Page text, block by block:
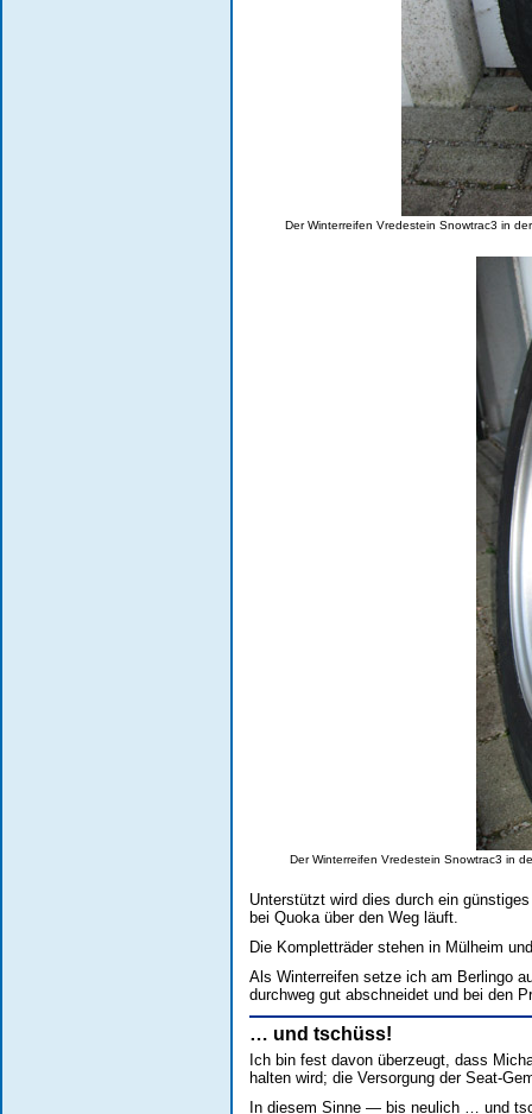
Der Winterreifen Vredestein Snowtrac3 in
Der Winterreifen Vredestein Snowtrac3 in
Unterstützt wird dies durch ein
bei Quoka über den Weg läuft.
Die Kompletträder stehen in Mülheim
Als Winterreifen setze ich am Berlingo
durchweg gut abschneidet und bei den
… und tschüss!
Ich bin fest davon überzeugt, dass
halten wird; die Versorgung der Seat-
In diesem Sinne — bis neulich … und